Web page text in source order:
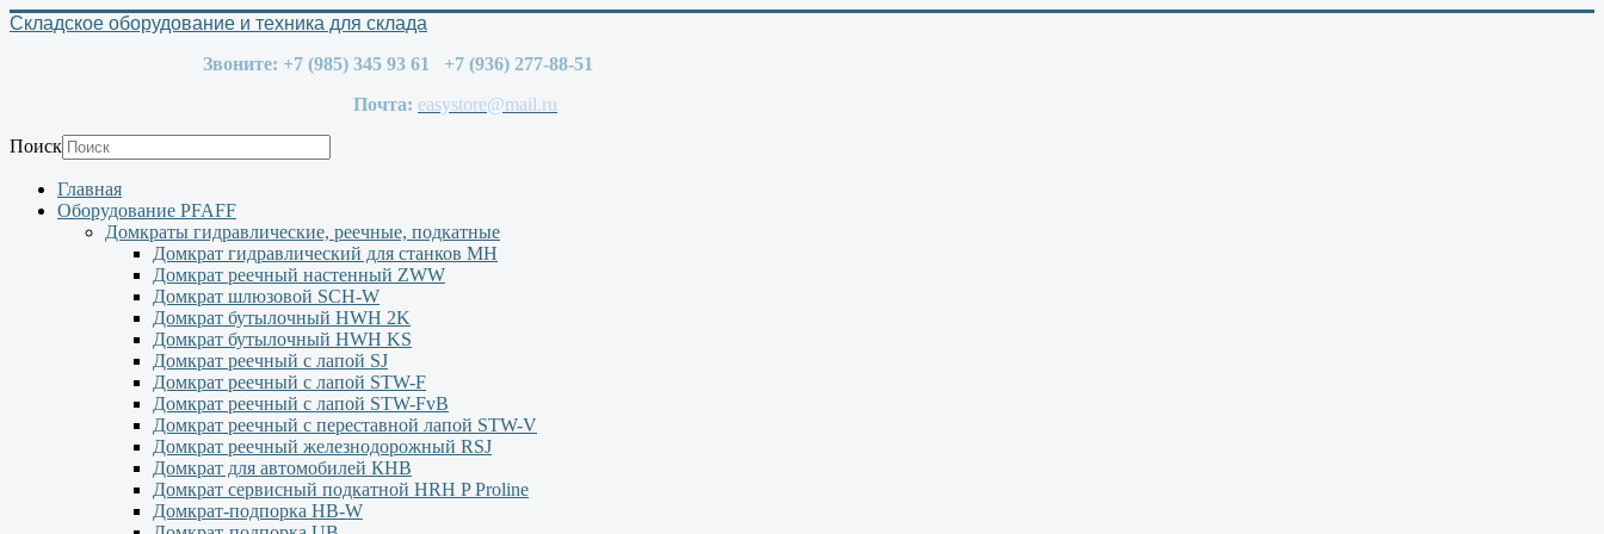
Складское оборудование и техника для склада
Звоните: +7 (985) 345 93 61 +7 (936) 277-88-51
Почта: easystore@mail.ru
Поиск
Главная
Оборудование PFAFF
Домкраты гидравлические, реечные, подкатные
Домкрат гидравлический для станков МН
Домкрат реечный настенный ZWW
Домкрат шлюзовой SCH-W
Домкрат бутылочный HWH 2K
Домкрат бутылочный HWH KS
Домкрат реечный с лапой SJ
Домкрат реечный с лапой STW-F
Домкрат реечный с лапой STW-FvB
Домкрат реечный с переставной лапой STW-V
Домкрат реечный железнодорожный RSJ
Домкрат для автомобилей КНВ
Домкрат сервисный подкатной НRH P Proline
Домкрат-подпорка HB-W